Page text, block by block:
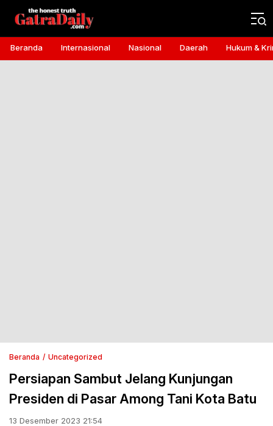
Gatra Daily
the honest truth
Beranda Internasional Nasional Daerah Hukum &
Beranda Uncategorized
Persiapan Sambut Jelang Kunjungan
Presiden di Pasar Among Tani Kota Batu
13 Desember 2023 21:54